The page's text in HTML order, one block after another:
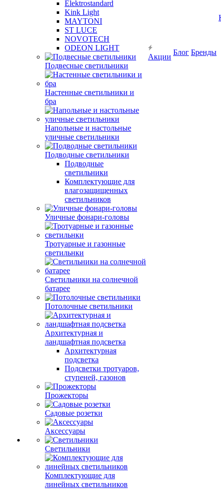
Elektrostandard
Kink Light
MAYTONI
ST LUCE
NOVOTECH
ODEON LIGHT
Подвесные светильники
Настенные светильники и
бра
Напольные и настольные
уличные светильники
Подводные светильники
Подводные
светильники
Комплектующие для
влагозащищенных
светильников
Уличные фонари-головы
Тротуарные и газонные
светильнки
Светильники на солнечной
батарее
Потолочные светильники
Архитектурная и
ландшафтная подсветка
Архитектурная
подсветка
Подсветки тротуаров,
ступеней, газонов
Прожекторы
Садовые розетки
Аксессуары
Светильники
Комплектующие для
линейных светильников
Акции
Блог Бренды